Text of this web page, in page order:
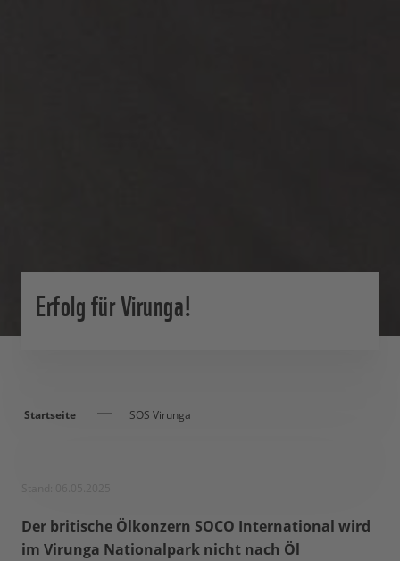
Erfolg für Virunga!
Startseite SOS Virunga
Der britische Ölkonzern SOCO International wird
im Virunga Nationalpark nicht nach Öl